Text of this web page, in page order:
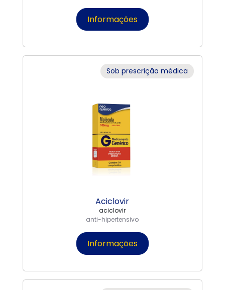
Informações
Sob prescrição médica
Aciclovir
aciclovir
anti-hipertensivo
Informações